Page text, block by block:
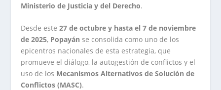
Ministerio de Justicia y del Derecho.
Desde este27 de octubre y hasta el 7 de noviembre
de 2025, Popayán se consolida como uno de los
epicentros nacionales de esta estrategia, que
promueve el diálogo, la autogestión de conflictos y el
uso de los Mecanismos Alternativos de Solución de
Conflictos (MASC).